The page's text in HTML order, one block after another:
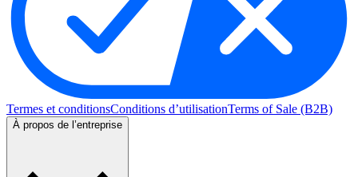
Termes et conditionsConditions d’utilisationTerms of Sale (B2B)
À propos de l’entreprise